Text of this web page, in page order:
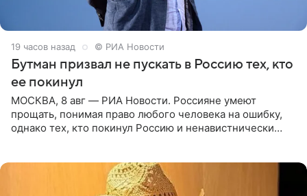
19 часов назад © РИА Новости
Бутман призвал не пускать в Россию тех, кто
ее покинул
МОСКВА, 8 авг — РИА Новости. Россияне умеют
прощать, понимая право любого человека на ошибку,
однако тех, кто покинул Россию и ненавистнически